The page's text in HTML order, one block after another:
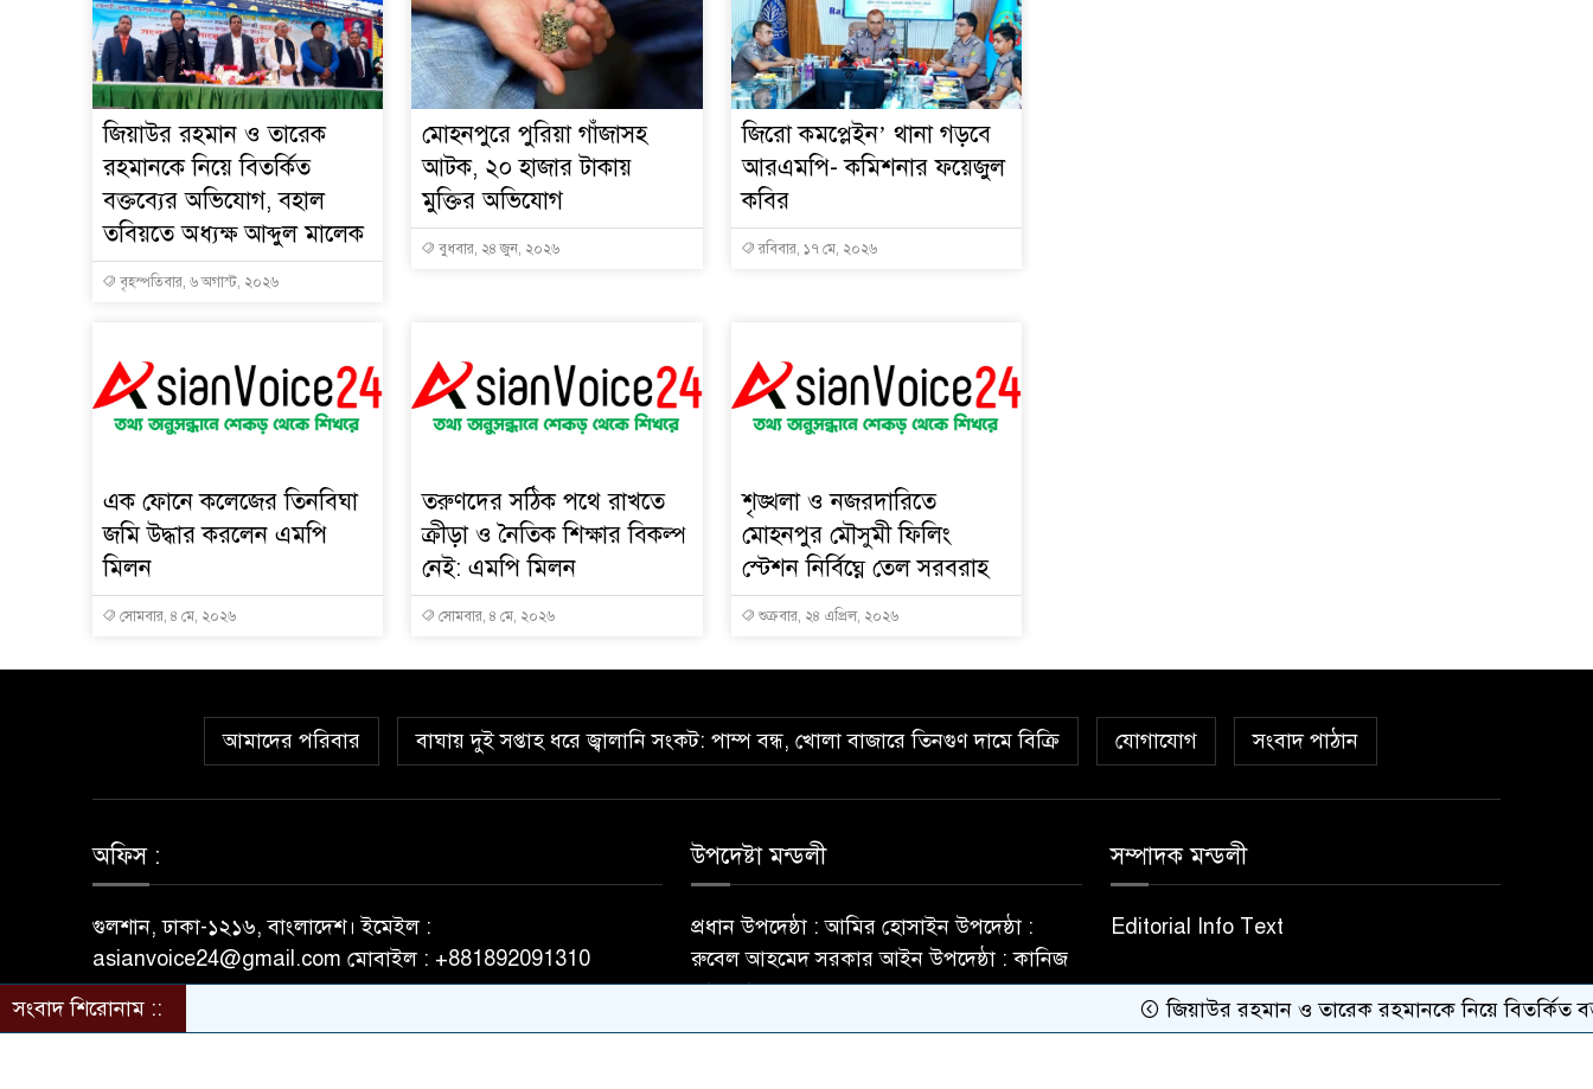
জিয়াউর রহমান ও তারেক
রহমানকে নিয়ে বিতর্কিত
বক্তব্যের অভিযোগ, বহাল
তবিয়তে অধ্যক্ষ আব্দুল মালেক
বৃহস্পতিবার, ৬ অগাস্ট, ২০২৬
মোহনপুরে পুরিয়া গাঁজাসহ
আটক, ২০ হাজার টাকায়
মুক্তির অভিযোগ
বুধবার, ২৪ জুন, ২০২৬
জিরো কমপ্লেইন’ থানা গড়বে
আরএমপি- কমিশনার ফয়েজুল
কবির
রবিবার, ১৭ মে, ২০২৬
এক ফোনে কলেজের তিনবিঘা
জমি উদ্ধার করলেন এমপি
মিলন
সোমবার, ৪ মে, ২০২৬
তরুণদের সঠিক পথে রাখতে
ক্রীড়া ও নৈতিক শিক্ষার বিকল্প
নেই: এমপি মিলন
সোমবার, ৪ মে, ২০২৬
শৃঙ্খলা ও নজরদারিতে
মোহনপুর মৌসুমী ফিলিং
স্টেশন নির্বিঘ্নে তেল সরবরাহ
শুক্রবার, ২৪ এপ্রিল, ২০২৬
আমাদের পরিবার বাঘায় দুই সপ্তাহ ধরে জ্বালানি সংকট: পাম্প বন্ধ, খোলা বাজারে তিনগুণ দামে বিক্রি যোগাযোগ সংবাদ পাঠান
অফিস :
গুলশান, ঢাকা-১২১৬, বাংলাদেশ। ইমেইল :
asianvoice24@gmail.com মোবাইল : +881892091310
উপদেষ্টা মন্ডলী
প্রধান উপদেষ্ঠা : আমির হোসাইন উপদেষ্ঠা :
রুবেল আহমেদ সরকার আইন উপদেষ্ঠা : কানিজ
ফাতেমা
সম্পাদক মন্ডলী
Editorial Info Text
সংবাদ শিরোনাম :: জিয়াউর রহমান ও তারেক রহমানকে নিয়ে বিতর্কিত